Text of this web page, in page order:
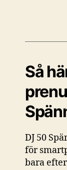
Så
DJ 50
för
bara